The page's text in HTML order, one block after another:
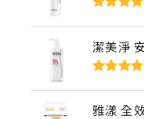
5
潔美淨
5
雅漾 全